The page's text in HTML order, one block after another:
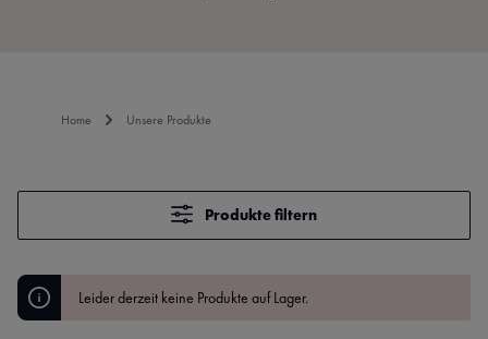
Home Unsere Produkte
Produkte filtern
Leider derzeit keine Produkte auf Lager.